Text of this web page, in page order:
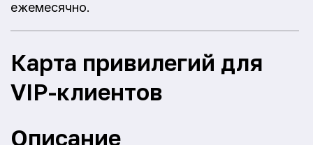
ежемесячно.
Карта привилегий для
VIP-клиентов
Описание